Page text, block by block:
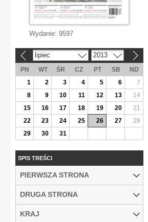
Wydanie: 9597
lipiec 2013
PN WT ŚR CZ PT SB
ND
1
2 3 4 5 6
7
8
9 10 11 12 13
14
15
16 17 18 19 20
21
22
23 24 25 26 27
28
29
30 31
SPIS TREŚCI
PIERWSZA STRONA
DRUGA STRONA
KRAJ